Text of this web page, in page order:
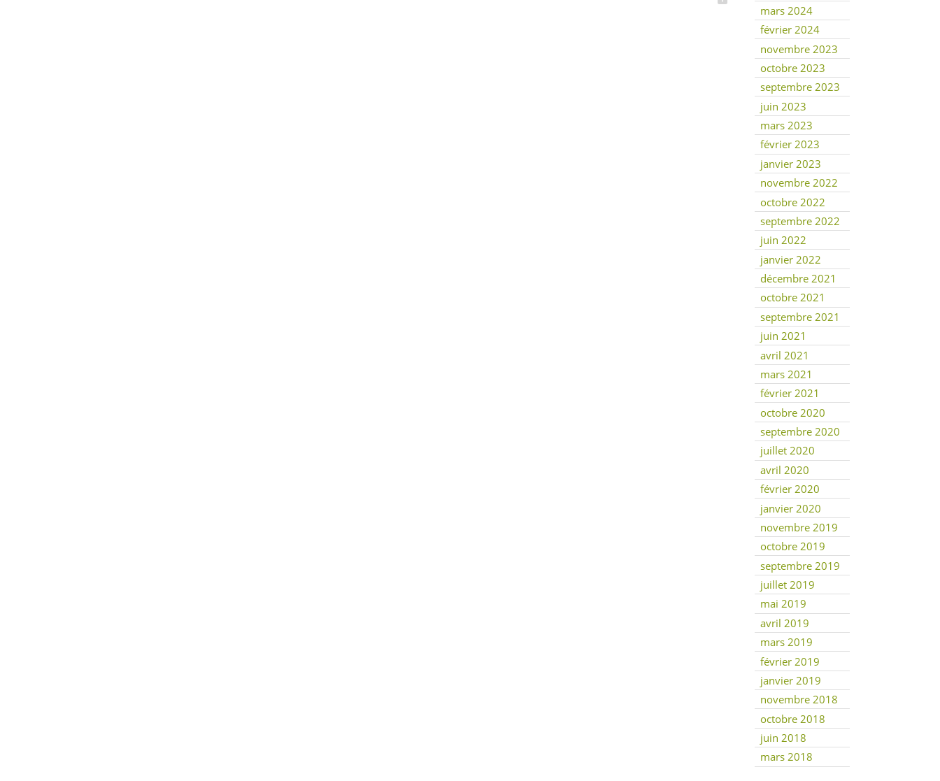
mars 2024
février 2024
novembre 2023
octobre 2023
septembre 2023
juin 2023
mars 2023
février 2023
janvier 2023
novembre 2022
octobre 2022
septembre 2022
juin 2022
janvier 2022
décembre 2021
octobre 2021
septembre 2021
juin 2021
avril 2021
mars 2021
février 2021
octobre 2020
septembre 2020
juillet 2020
avril 2020
février 2020
janvier 2020
novembre 2019
octobre 2019
septembre 2019
juillet 2019
mai 2019
avril 2019
mars 2019
février 2019
janvier 2019
novembre 2018
octobre 2018
juin 2018
mars 2018